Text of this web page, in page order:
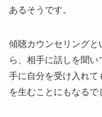
あるそうです。
傾聴カウンセリング
ら、相手に話しを聞
手に自分を受け入れ
を生むことにもなるで